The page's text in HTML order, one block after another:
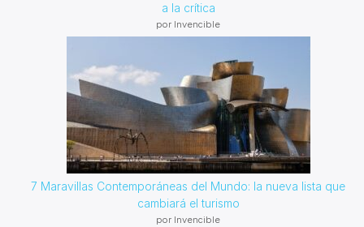
a la crítica
por Invencible
7 Maravillas Contemporáneas del Mundo: la nueva lista que
cambiará el turismo
por Invencible